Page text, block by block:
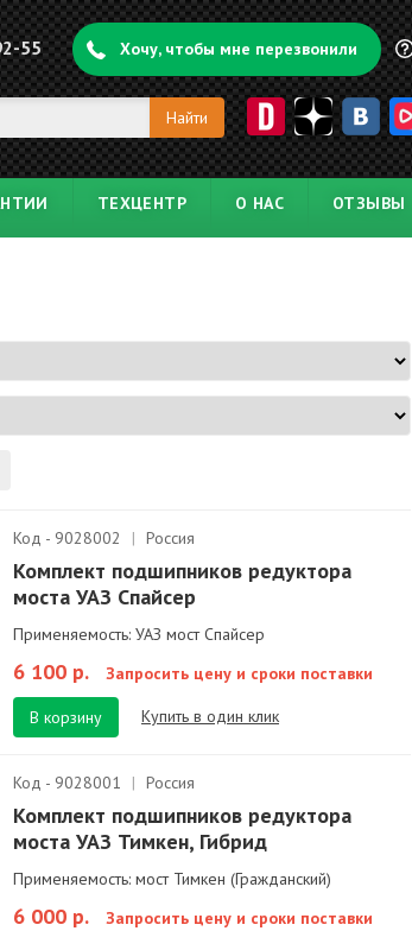
55 Хочу, чтобы мне перезвонили
ТЕХЦЕНТР О НАС ОТЗЫВЫ
Код - 9028002 | Россия
Комплект подшипников редуктора
моста УАЗ Спайсер
Применяемость: УАЗ мост Спайсер
6 100 р. Запросить цену и сроки поставки
В корзину Купить в один клик
Код - 9028001 | Россия
Комплект подшипников редуктора
моста УАЗ Тимкен, Гибрид
Применяемость: мост Тимкен (Гражданский)
6 000 р. Запросить цену и сроки поставки